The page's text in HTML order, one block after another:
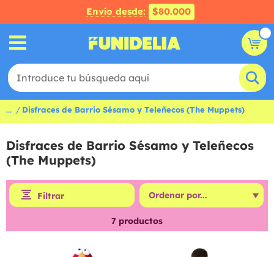
Envío desde: $80.000
... Disfraces de Barrio Sésamo y Teleñecos (The Muppets)
Disfraces de Barrio Sésamo y Teleñecos
(The Muppets)
Filtrar
7 productos